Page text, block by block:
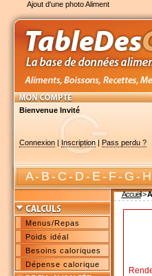
Ajout d'une photo Aliment
Bienvenue Invité
Connexion| Inscription| Pass perdu ?
A-B-C-D-E-F-G-H
Accueil>
Menus/Repas
Poids idéal
Besoins caloriques
Dépense calorique